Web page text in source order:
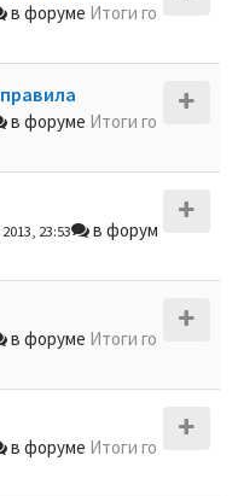
в форуме Итоги го
в форуме Итоги го
23:53
в форум
в форуме Итоги го
в форуме Итоги го